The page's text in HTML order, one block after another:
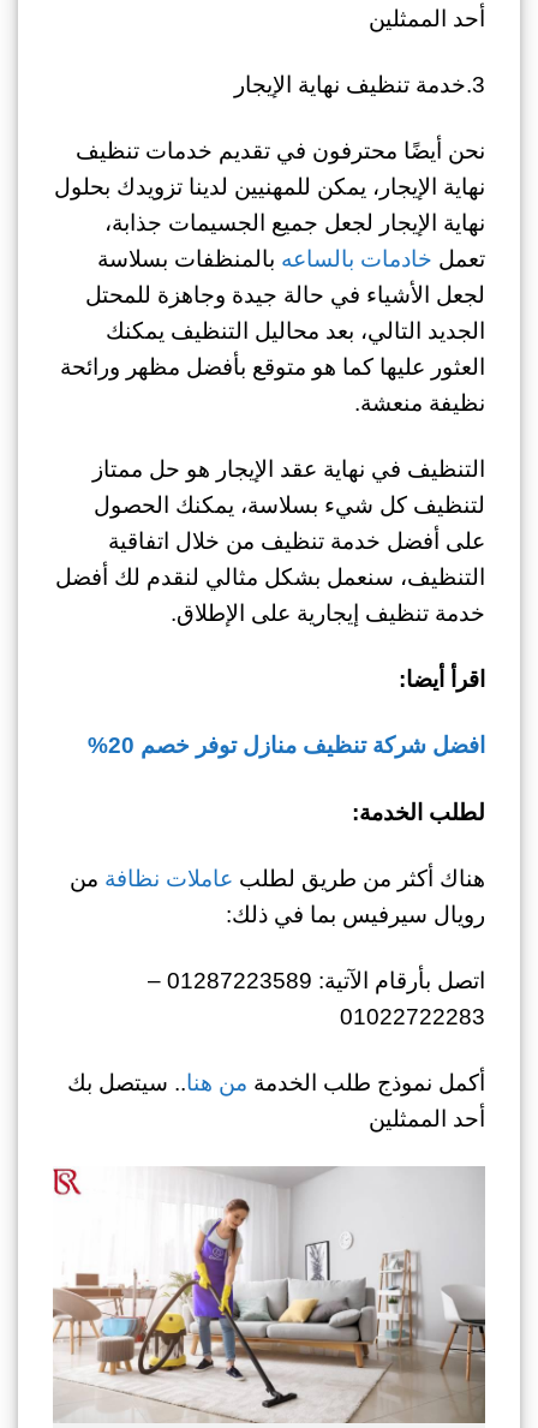
أحد الممثلين
3.خدمة تنظيف نهاية الإيجار
نحن أيضًا محترفون في تقديم خدمات تنظيف
نهاية الإيجار، يمكن للمهنيين لدينا تزويدك بحلول
نهاية الإيجار لجعل جميع الجسيمات جذابة،
تعمل خادمات بالساعه بالمنظفات بسلاسة
لجعل الأشياء في حالة جيدة وجاهزة للمحتل
الجديد التالي، بعد محاليل التنظيف يمكنك
العثور عليها كما هو متوقع بأفضل مظهر ورائحة
نظيفة منعشة.
التنظيف في نهاية عقد الإيجار هو حل ممتاز
لتنظيف كل شيء بسلاسة، يمكنك الحصول
على أفضل خدمة تنظيف من خلال اتفاقية
التنظيف، سنعمل بشكل مثالي لنقدم لك أفضل
خدمة تنظيف إيجارية على الإطلاق.
اقرأ أيضا:
افضل شركة تنظيف منازل توفر خصم 20%
لطلب الخدمة:
هناك أكثر من طريق لطلب عاملات نظافة من
رويال سيرفيس بما في ذلك:
اتصل بأرقام الآتية: 01287223589 –
01022722283
أكمل نموذج طلب الخدمة من هنا.. سيتصل بك
أحد الممثلين